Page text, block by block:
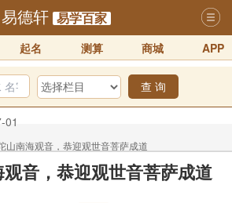
易德轩 易学百家
起名 测算 商城 APP
查 询
，欢迎大家来体验新程序及感觉！！
、鼠、牛、龙、兔、狗、鸡生肖化太岁开始预
山南海观音，恭迎观世音菩萨成道
音，恭迎观世音菩萨成道